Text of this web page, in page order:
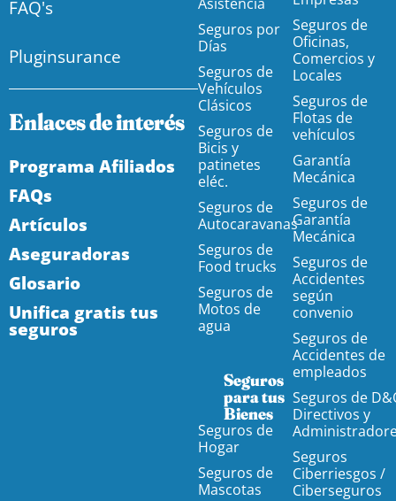
FAQ's
Pluginsurance
Enlaces de interés
Programa Afiliados
FAQs
Artículos
Aseguradoras
Glosario
Unifica gratis tus
seguros
Seguros por
Días
Seguros de
Vehículos
Clásicos
Seguros de
Bicis y
patinetes
eléc.
Seguros de
Autocaravanas
Seguros de
Food trucks
Seguros de
Motos de
agua
Seguros
para tus
Bienes
Seguros de
Hogar
Seguros de
Mascotas
Seguros de
Oficinas,
Comercios y
Locales
Seguros de
Flotas de
vehículos
Garantía
Mecánica
Seguros de
Garantía
Mecánica
Seguros de
Accidentes
según
convenio
Seguros de
Accidentes de
empleados
Seguros de
Directivos y
Seguros
Ciberriesgos /
Ciberseguros